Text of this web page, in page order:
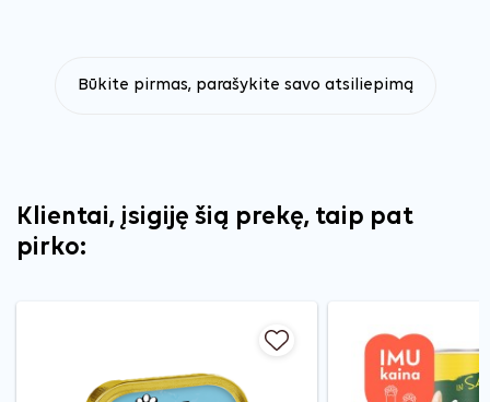
Būkite pirmas, parašykite savo atsiliepimą
Klientai, įsigiję šią prekę, taip pat
pirko: